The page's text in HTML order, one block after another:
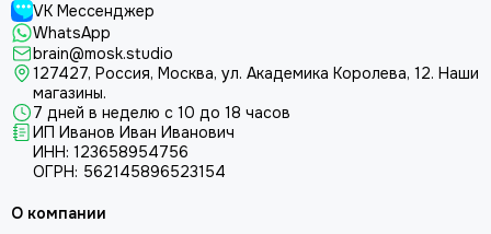
VK Мессенджер
WhatsApp
brain@mosk.studio
127427, Россия, Москва, ул. Академика Королева, 12. Наши
магазины.
7 дней в неделю с 10 до 18 часов
ИП Иванов Иван Иванович
ИНН: 123658954756
ОГРН: 562145896523154
О компании